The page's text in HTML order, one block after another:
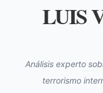
LUIS
Análisis experto
terrorismo